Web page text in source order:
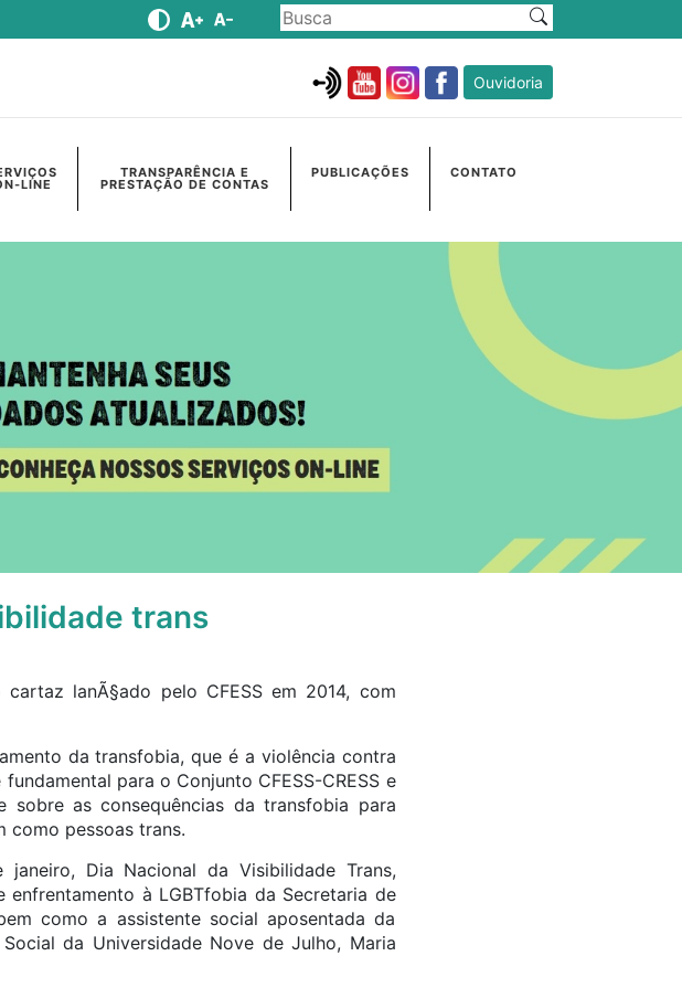
Ouvidoria
LINE
TRANSPARÊNCIA E
PRESTAÇÃO DE CONTAS
PUBLICAÇÕES CONTATO
trans
da transfobia, que é a violência contra
para o Conjunto CFESS-CRESS e
as consequências da transfobia para
como pessoas trans.
Dia Nacional da Visibilidade Trans,
à LGBTfobia da Secretaria de
como a assistente social aposentada da
da Universidade Nove de Julho, Maria